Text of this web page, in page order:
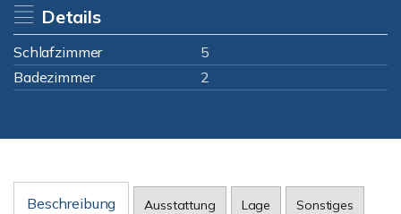
Details
Schlafzimmer
5
Badezimmer
2
Beschreibung Ausstattung Lage Sonstiges